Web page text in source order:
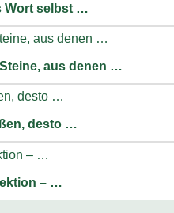
Wort selbst …
aus denen …
desto …
– …